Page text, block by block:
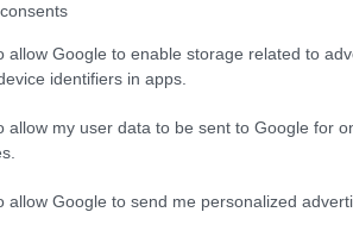
allow Google to enable storage related to
identifiers in apps.
allow my user data to be sent to Google for
allow Google to send me personalized